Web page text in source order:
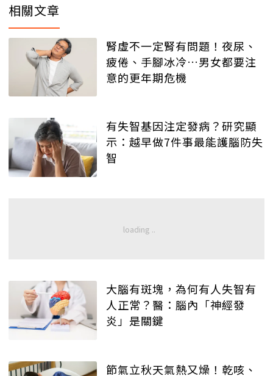
相關文章
腎虛不一定腎有問題！夜尿、
疲倦、手腳冰冷…男女都要注
意的更年期危機
有失智基因注定發病？研究顯
示：越早做7件事最能護腦防失
智
大腦有斑塊，為何有人失智有
人正常？醫：腦內「神經發
炎」是關鍵
節氣立秋天氣熱又燥！乾咳、